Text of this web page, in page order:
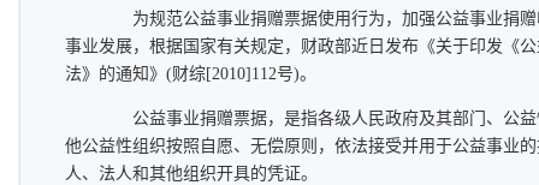
为规范公益事业捐赠票据使用行为，加强公益事业捐赠
事业发展，根据国家有关规定，财政部近日发布《关于印发《
法》的通知》(财综[2010]112号)。
公益事业捐赠票据，是指各级人民政府及其部门、公益
他公益性组织按照自愿、无偿原则，依法接受并用于公益事业
人、法人和其他组织开具的凭证。